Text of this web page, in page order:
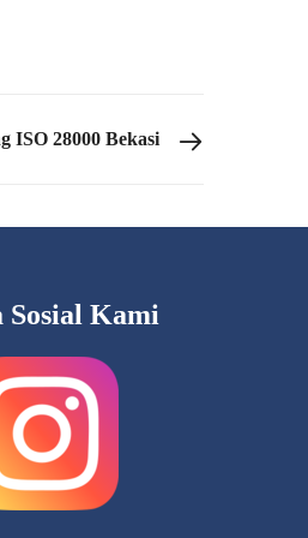
ISO 28000 Bekasi
Sosial Kami